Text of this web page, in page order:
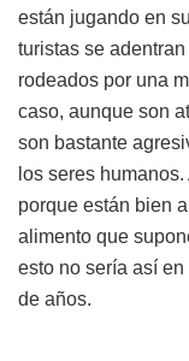
están jugando en
turistas se
rodeados por una
caso, aunque son
son bastante
los seres
porque están bien
alimento que
esto no sería así
de años.